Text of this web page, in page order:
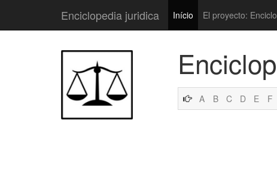
Enciclopedia juridica Início El proyecto:
A B C D E F